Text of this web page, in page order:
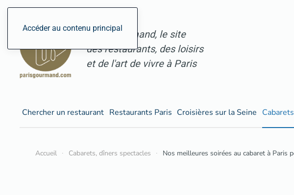
Accéder au contenu principal
ParisGourmand, le site
des restaurants, des loisirs
et de l'art de vivre à Paris
Chercher un restaurant Restaurants Paris Croisières sur la Seine
Accueil Cabarets, dîners spectacles Nos meilleures soirées au cabaret à Paris